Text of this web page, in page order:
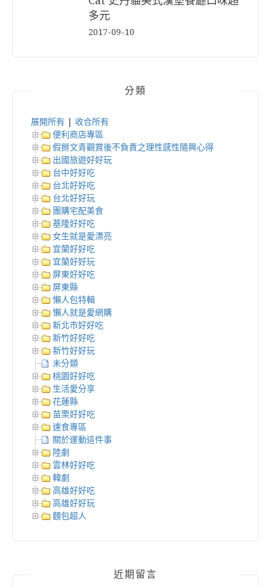
多元
2017-09-10
分類
展開所有
收合所有
便利商店專區
假掰文青觀賞後不負責之理性感性隨興心得
出國旅遊好好玩
台中好好吃
台北好好吃
台北好好玩
團購宅配美食
基隆好好吃
女生就是愛漂亮
宜蘭好好吃
宜蘭好好玩
屏東好好吃
屏東縣
懶人包特輯
懶人就是愛網購
新北市好好吃
新竹好好吃
新竹好好玩
未分類
桃園好好吃
生活愛分享
花蓮縣
苗栗好好吃
速食專區
關於運動這件事
陸劇
雲林好好吃
韓劇
高雄好好吃
高雄好好玩
麵包超人
近期留言